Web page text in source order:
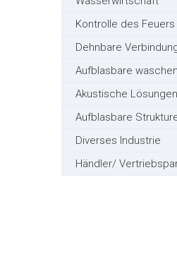
Kontrolle des Feuers
Dehnbare
Aufblasbare
Akustische Lösungen
Aufblasbare
Diverses Industrie
Händler/